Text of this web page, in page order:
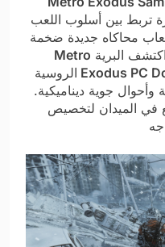
تربط بين أسلوب اللعب
محاكاه جديدة ضخمة
البرية Metro
Exodus PC الروسية
وأحوال جوية ديناميكية.
في الميدان لتخصيص